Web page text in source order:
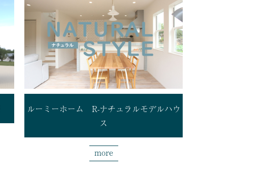
ルーミーホーム R-ナチュラルモデルハウ
ス
more